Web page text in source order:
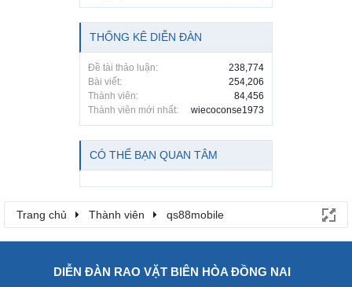
THỐNG KÊ DIỄN ĐÀN
Đề tài thảo luận:
238,774
Bài viết:
254,206
Thành viên:
84,456
Thành viên mới nhất:
wiecoconse1973
CÓ THỂ BẠN QUAN TÂM
Trang chủ Thành viên qs88mobile
DIỄN ĐÀN RAO VẶT BIÊN HÒA ĐỒNG NAI